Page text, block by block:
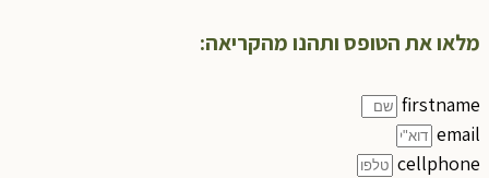
מלאו את הטופס ותהנו מהקריאה:
firstname
email
cellphone